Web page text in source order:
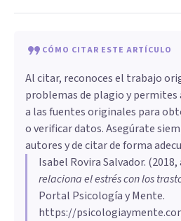
CÓMO CITAR ESTE ARTÍCULO
Al citar, reconoces el trabajo
problemas de plagio y permites
a las fuentes originales para
o verificar datos. Asegúrate
autores y de citar de forma
Isabel Rovira Salvador. (
relaciona el estrés con los
Portal Psicología y Mente.
https://